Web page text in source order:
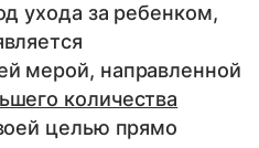
ухода за ребенком,
мерой, направленной
количества
целью прямо